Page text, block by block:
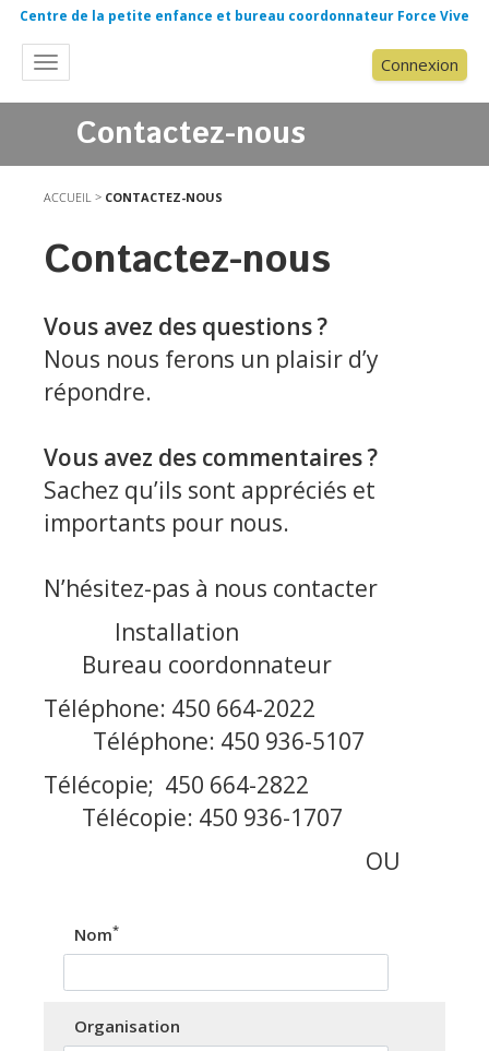
Centre de la petite enfance et bureau coordonnateur Force Vive
Toggle
navigation
Connexion
Contactez-nous
ACCUEIL > CONTACTEZ-NOUS
Contactez-nous
Vous avez des questions ?
Nous nous ferons un plaisir d’y
répondre.
Vous avez des commentaires ?
Sachez qu’ils sont appréciés et
importants pour nous.
N’hésitez-pas à nous contacter
Installation
Bureau coordonnateur
Téléphone: 450 664-2022
Téléphone: 450 936-5107
Télécopie; 450 664-2822
Télécopie: 450 936-1707
OU
Nom*
Organisation